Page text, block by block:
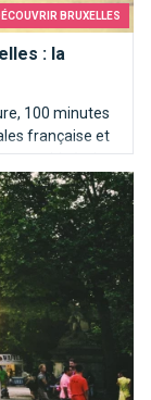
BRUXELLES
: la
100 minutes
française et
Itinéraire
à Bruxelles